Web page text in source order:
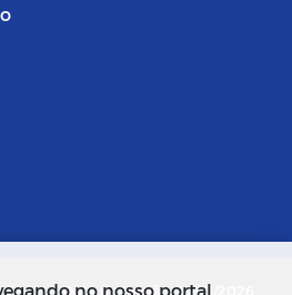
Data da Versão: 18/03/2026
no nosso portal,